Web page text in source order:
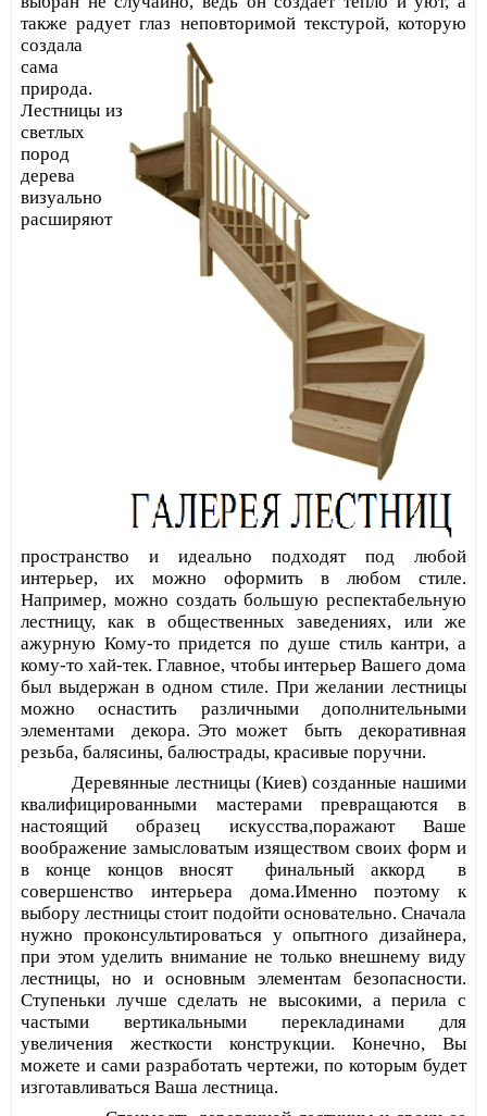
также радует глаз неповторимой текстурой, которую
создала
сама
природа.
Лестницы из
светлых
пород
дерева
визуально
расширяют
пространство и идеально подходят под любой
интерьер, их можно оформить в любом стиле.
Например, можно создать большую респектабельную
лестницу, как в общественных заведениях, или же
ажурную Кому-то придется по душе стиль кантри, а
кому-то хай-тек. Главное, чтобы интерьер Вашего дома
был выдержан в одном стиле. При желании лестницы
можно оснастить различными дополнительными
элементами
декора. Это может быть
декоративная
резьба, балясины, балюстрады, красивые поручни.
Деревянные лестницы (Киев) созданные нашими
квалифицированными мастерами превращаются в
настоящий образец искусства,поражают Ваше
воображение замысловатым изяществом своих форм и
в конце концов вносят
финальный аккорд
в
совершенство интерьера дома.Именно поэтому к
выбору лестницы стоит подойти основательно. Сначала
нужно проконсультироваться у опытного дизайнера,
при этом уделить внимание не только внешнему виду
лестницы, но и основным элементам безопасности.
Ступеньки лучше сделать не высокими, а перила с
частыми вертикальными перекладинами для
увеличения жесткости конструкции. Конечно, Вы
можете и сами разработать чертежи, по которым будет
изготавливаться Ваша лестница.